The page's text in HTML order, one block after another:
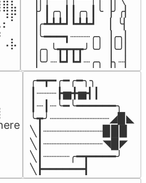
▕╯┃╭╮┃┃╭╮┃╰▕╯╭▏
▕╭┻┻┻┛┗┻┻┛  ▕  ╰▏
▕╰━━━┓┈┈┈╭╮▕╭╮▏
▕╭╮╰┳┳┳┳╯╰╯▕╰╯▏
▕╰╯┈┗┛┗┛┈╭╮▕╮┈▏
╭━┳━╭━╭━╮╮
┃┈┈┈┣▅╋▅┫┃
┃┈┃┈╰━╰━━━━━━╮
╰┳╯┈┈┈┈┈┈┈┈┈◢▉◣
╲┃┈┈┈┈┈┈┈┈┈▉▉▉
╲┃┈┈┈┈┈┈┈┈┈◥▉◤
╲┃┈┈┈┈╭━┳━━━━╯
╲┣━━━━━━┫﻿